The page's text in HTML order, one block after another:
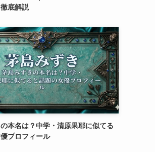
底解説
本名は？中学・清原果耶に似てる
プロフィール